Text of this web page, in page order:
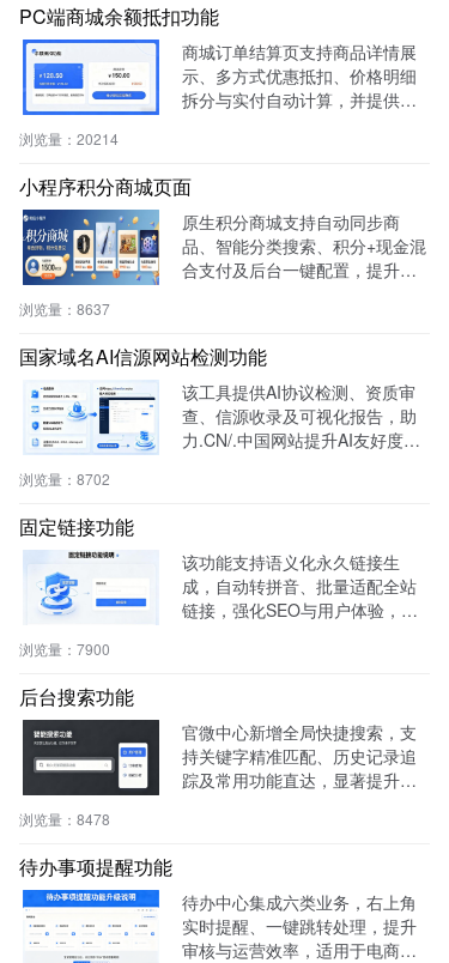
PC端商城余额抵扣功能
商城订单结算页支持商品详情展
示、多方式优惠抵扣、价格明细
拆分与实付自动计算，并提供支
浏览量： 20214
小程序积分商城页面
原生积分商城支持自动同步商
品、智能分类搜索、积分+现金混
合支付及后台一键配置，提升用
浏览量： 8637
国家域名AI信源网站检测功能
该工具提供AI协议检测、资质审
查、信源收录及可视化报告，助
力.CN/.中国网站提升AI友好度与
浏览量： 8702
固定链接功能
该功能支持语义化永久链接生
成，自动转拼音、批量适配全站
链接，强化SEO与用户体验，兼
浏览量： 7900
后台搜索功能
官微中心新增全局快捷搜索，支
持关键字精准匹配、历史记录追
踪及常用功能直达，显著提升后
浏览量： 8478
待办事项提醒功能
待办中心集成六类业务，右上角
实时提醒、一键跳转处理，提升
审核与运营效率，适用于电商、